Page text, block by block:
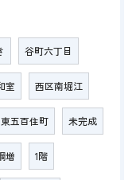
谷町六丁目
室 西区南堀江
五百住町 未完成
増 1階